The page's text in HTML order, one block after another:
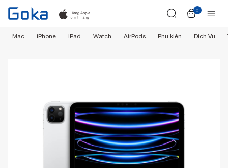
0
Mac iPhone iPad Watch AirPods Phụ kiện Dịch Vụ